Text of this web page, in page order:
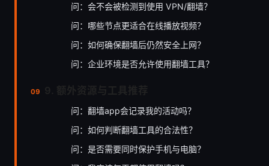
问：会不会被检测到使用 VPN/翻墙？
问：哪些节点更适合在线播放视频？
问：如何确保翻墙后仍然安全上网？
问：企业环境是否允许使用翻墙工具？
问：翻墙app会记录我的活动吗？
问：如何判断翻墙工具的合法性？
问：是否需要同时保护手机与电脑？